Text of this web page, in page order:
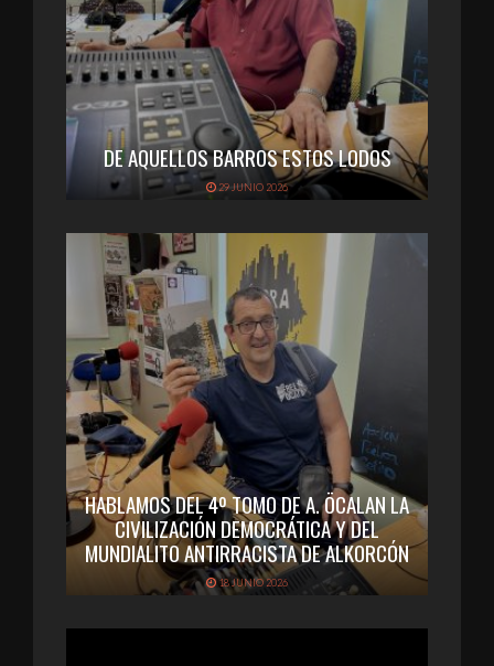
DE AQUELLOS BARROS ESTOS LODOS
29 JUNIO 2026
HABLAMOS DEL 4º TOMO DE A. ÖCALAN LA
CIVILIZACIÓN DEMOCRÁTICA Y DEL
MUNDIALITO ANTIRRACISTA DE ALKORCÓN
18 JUNIO 2026